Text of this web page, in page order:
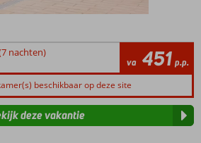
nachten)
va 451 p.p.
beschikbaar op deze site
deze vakantie